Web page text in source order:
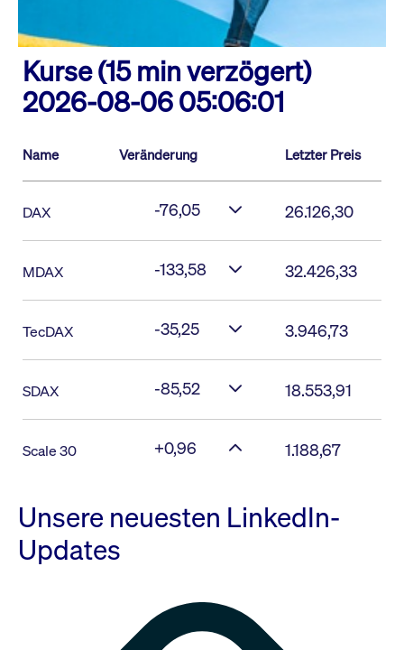
Kurse (15 min verzögert)
2026-08-06 05:06:01
Name Veränderung Letzter Preis
DAX -76,05 26.126,30
MDAX -133,58 32.426,33
TecDAX -35,25 3.946,73
SDAX -85,52 18.553,91
Scale 30 +0,96 1.188,67
Unsere neuesten LinkedIn-
Updates